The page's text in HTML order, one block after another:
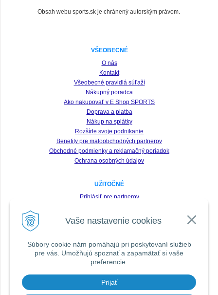
Vaše nastavenie cookies
Súbory cookie nám pomáhajú pri poskytovaní služieb
pre vás. Umožňujú spoznať a zapamätať si vaše
preferencie.
Prijať
Obsah webu sports.sk je chránený autorským právom.
VŠEOBECNÉ
O nás
Kontakt
Všeobecné pravidlá súťaží
Nákupný poradca
Ako nakupovať v E Shop SPORTS
Doprava a platba
Nákup na splátky
Rozšírte svoje podnikanie
Benefity pre maloobchodných partnerov
Obchodné podmienky a reklamačný poriadok
Ochrana osobných údajov
UŽITOČNÉ
Prihlásiť pre partnerov
Zabudnuté heslo
SLEDUJTE NÁS VŠADE
DOPORUČIŤ ZNÁMEMU